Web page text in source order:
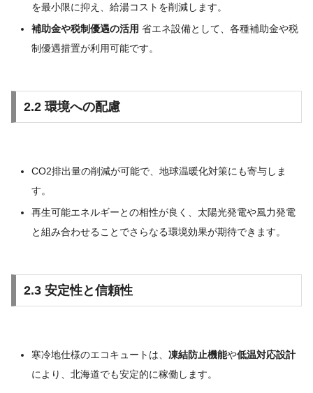
を最小限に抑え、給湯コストを削減します。
補助金や税制優遇の活用 省エネ設備として、各種補助金や税
制優遇措置が利用可能です。
2.2 環境への配慮
CO2排出量の削減が可能で、地球温暖化対策にも寄与しま
す。
再生可能エネルギーとの相性が良く、太陽光発電や風力発電
と組み合わせることでさらなる環境効果が期待できます。
2.3 安定性と信頼性
寒冷地仕様のエコキュートは、 凍結防止機能や低温対応設計
により、北海道でも安定的に稼働します。